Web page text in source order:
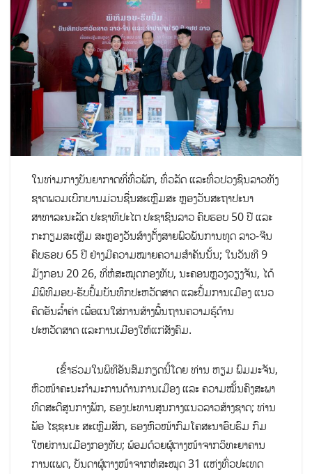
ໃນທ່າມກາງບັນຍາກາດທີ່ທົ່ວພັກ, ທົ່ວລັດ ແລະທົ່ວປວງຊົນລາວທັງ
ຊາດພວມເບີກບານມ່ວນຊື່ນສະເຫຼີມສະ ຫຼອງວັນສະຖາປະນາ
ສາທາລະນະລັດ ປະຊາທິປະໄຕ ປະຊາຊົນລາວ ຄົບຮອບ 50 ປີ ແລະ
ກະກຽມສະເຫຼີມ ສະຫຼອງວັນສ້າງຕັ້ງສາຍພົວພັນການທູດ ລາວ-ຈີນ
ຄົບຮອບ 65 ປີ ຢ່າງມີຄວາມໝາຍຄວາມສໍາຄັນນັ້ນ; ໃນວັນທີ 9
ມັງກອນ 20 26, ທີ່ຫໍສະໝຸດກອງທັບ, ນະຄອນຫຼວງວຽງຈັນ, ໄດ້
ມີພິທີມອບ-ຮັບປຶ້ມບັນທຶກປະຫວັດສາດ ແລະປຶ້ມການເມືອງ ແນວ
ຄິດອັນລຳ້ຄ່າ ເພື່ອແນໃສ່ການສ້າງພື້ນຖານຄວາມຮູ້ດ້ານ
ປະຫວັດສາດ ແລະການເມືອງໃຫ້ແກ່ສັງຄົມ.
ເຂົ້າຮ່ວມໃນພິທີອັນສົມກຽດນີ້ໂດຍ ທ່ານ ຫຽມ ພົມມະຈັນ,
ຫົວໜ້າຄະນະກຳມະການດ້ານການເມືອງ ແລະ ຄວາມໝັ້ນຄົງສະພາ
ທິດສະດີສູນກາງພັກ, ຮອງປະທານສູນກາງແນວລາວສ້າງຊາດ; ທ່ານ
ພັອ ໄຊຊະນະ ສະເຫຼີມສັກ, ຮອງຫົວໜ້າກົມໂຄສະນາອົບຮົມ ກົມ
ໃຫຍ່ການເມືອງກອງທັບ; ພ້ອມດ້ວຍຜູ້ຕາງໜ້າຈາກວິທະຍາຄານ
ການແພດ, ບັນດາຜູ້ຕາງໜ້າຈາກຫໍສະໝຸດ 31 ແຫ່ງທົ່ວປະເທດ